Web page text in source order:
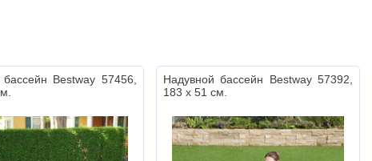
Bestway 57456,
Надувной бассейн Bestway 57392,
183 х 51 см.